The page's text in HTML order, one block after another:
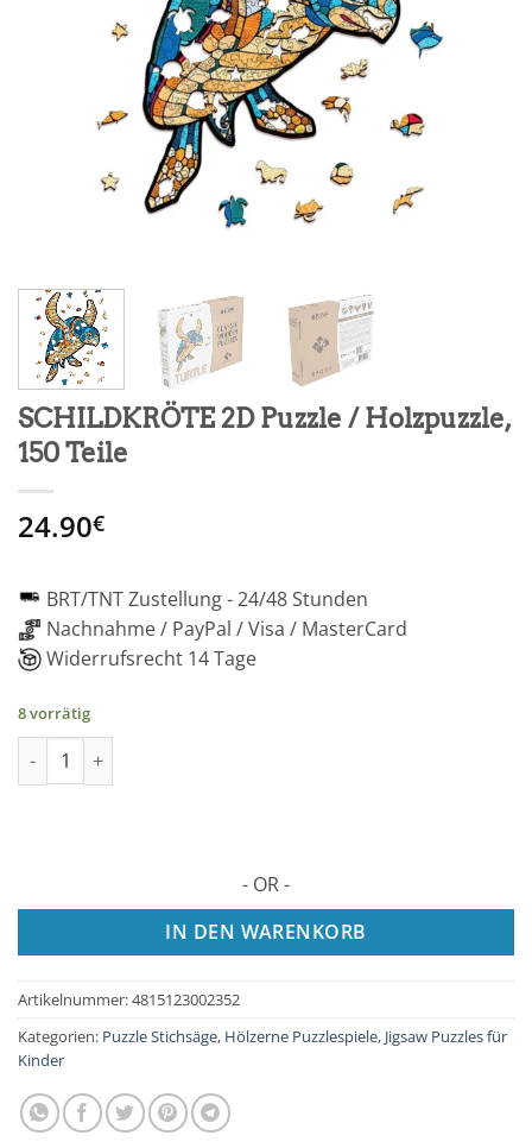
SCHILDKRÖTE 2D Puzzle / Holzpuzzle,
150 Teile
24.90€
BRT/TNT Zustellung -24/48 Stunden
Nachnahme / PayPal / Visa / MasterCard
Widerrufsrecht 14 Tage
8 vorrätig
TARTARUGA 2D Puzzle / Holzpuzzle, 150 Teile Menge
- OR -
IN DEN WARENKORB
Artikelnummer:4815123002352
Kategorien: Puzzle Stichsäge, Hölzerne Puzzlespiele, Jigsaw Puzzles für
Kinder